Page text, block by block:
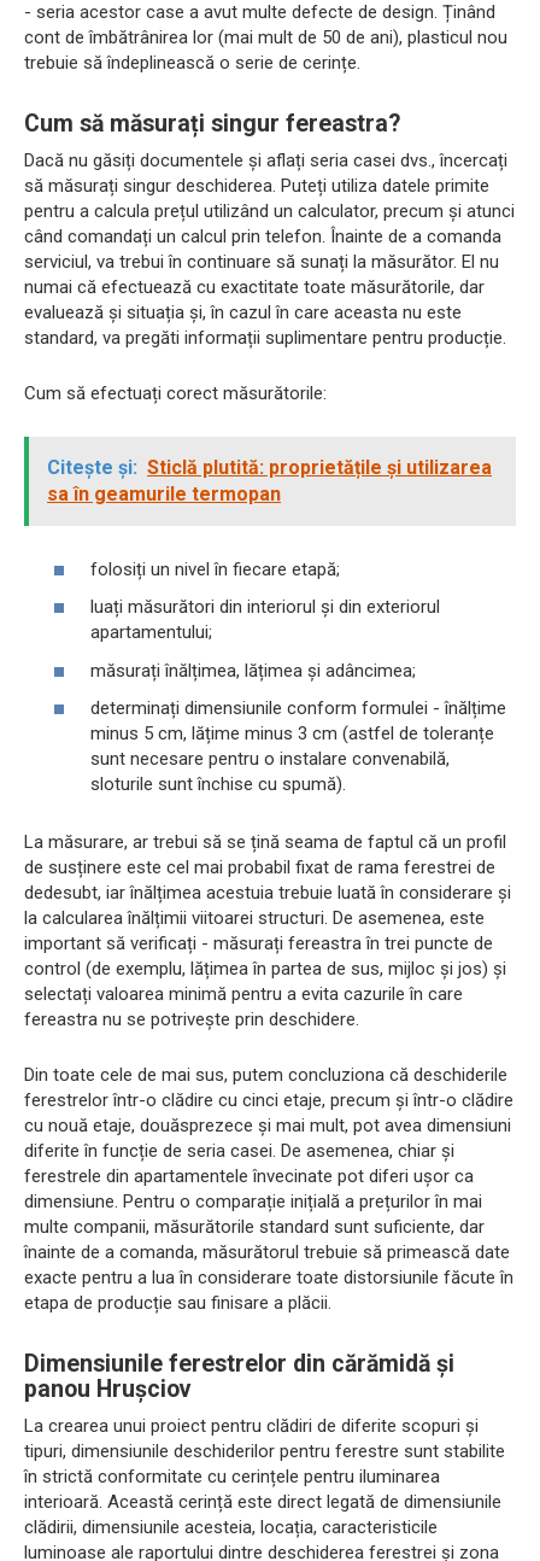
- seria acestor case a avut multe defecte de design. Ținând
cont de îmbătrânirea lor (mai mult de 50 de ani), plasticul nou
trebuie să îndeplinească o serie de cerințe.
Cum să măsurați singur fereastra?
Dacă nu găsiți documentele și aflați seria casei dvs., încercați
să măsurați singur deschiderea. Puteți utiliza datele primite
pentru a calcula prețul utilizând un calculator, precum și atunci
când comandați un calcul prin telefon. Înainte de a comanda
serviciul, va trebui în continuare să sunați la măsurător. El nu
numai că efectuează cu exactitate toate măsurătorile, dar
evaluează și situația și, în cazul în care aceasta nu este
standard, va pregăti informații suplimentare pentru producție.
Cum să efectuați corect măsurătorile:
Citește și: Sticlă plutită: proprietățile și utilizarea
sa în geamurile termopan
folosiți un nivel în fiecare etapă;
luați măsurători din interiorul și din exteriorul
apartamentului;
măsurați înălțimea, lățimea și adâncimea;
determinați dimensiunile conform formulei - înălțime
minus 5 cm, lățime minus 3 cm (astfel de toleranțe
sunt necesare pentru o instalare convenabilă,
sloturile sunt închise cu spumă).
La măsurare, ar trebui să se țină seama de faptul că un profil
de susținere este cel mai probabil fixat de rama ferestrei de
dedesubt, iar înălțimea acestuia trebuie luată în considerare și
la calcularea înălțimii viitoarei structuri. De asemenea, este
important să verificați - măsurați fereastra în trei puncte de
control (de exemplu, lățimea în partea de sus, mijloc și jos) și
selectați valoarea minimă pentru a evita cazurile în care
fereastra nu se potrivește prin deschidere.
Din toate cele de mai sus, putem concluziona că deschiderile
ferestrelor într-o clădire cu cinci etaje, precum și într-o clădire
cu nouă etaje, douăsprezece și mai mult, pot avea dimensiuni
diferite în funcție de seria casei. De asemenea, chiar și
ferestrele din apartamentele învecinate pot diferi ușor ca
dimensiune. Pentru o comparație inițială a prețurilor în mai
multe companii, măsurătorile standard sunt suficiente, dar
înainte de a comanda, măsurătorul trebuie să primească date
exacte pentru a lua în considerare toate distorsiunile făcute în
etapa de producție sau finisare a plăcii.
Dimensiunile ferestrelor din cărămidă și
panou Hrușciov
La crearea unui proiect pentru clădiri de diferite scopuri și
tipuri, dimensiunile deschiderilor pentru ferestre sunt stabilite
în strictă conformitate cu cerințele pentru iluminarea
interioară. Această cerință este direct legată de dimensiunile
clădirii, dimensiunile acesteia, locația, caracteristicile
luminoase ale raportului dintre deschiderea ferestrei și zona